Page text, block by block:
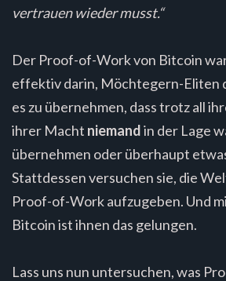
vertrauen wieder musst.“
Der Proof-of-Work von Bitcoin
effektiv darin, Möchtegern-Eliten
es zu übernehmen, dass trotz all
ihrer Macht niemandin der Lage
übernehmen oder überhaupt
Stattdessen versuchen sie, die
Proof-of-Work aufzugeben. Und
Bitcoin ist ihnen das gelungen.
Lass uns nun untersuchen, was